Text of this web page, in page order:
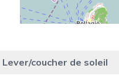
Lever/coucher de soleil